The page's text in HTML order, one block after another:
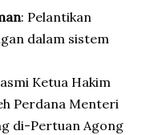
: Pelantikan
dalam sistem
Ketua Hakim
Perdana Menteri
di-Pertuan Agong